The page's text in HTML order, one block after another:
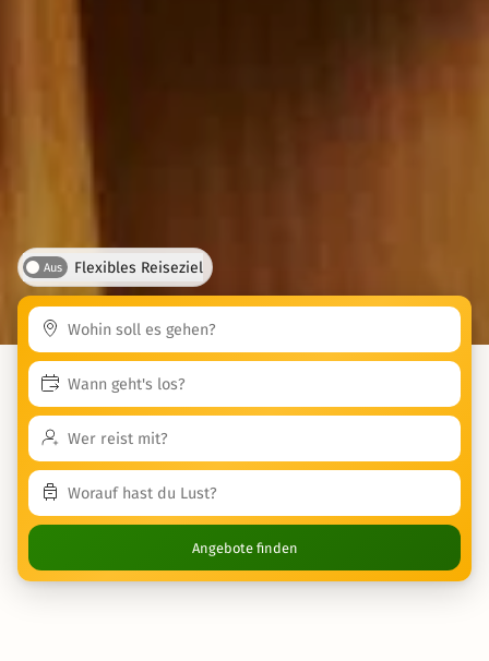
Aus Flexibles Reiseziel
Angebote finden